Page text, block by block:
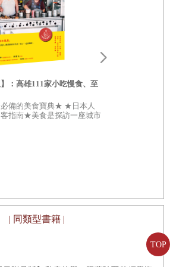
TOP
、萬物以「木、火、土、金、水」五
間無所不在的五行原理，說明外在大
而人體內部奔騰不已的小宇宙，也自成一
臟與五行相對應，進而提出健康維護、保
：高雄111家小吃慢食、至
備的美食寶典★ ★日本人
指南★美食是探訪一座城市
| 同類型書籍 |